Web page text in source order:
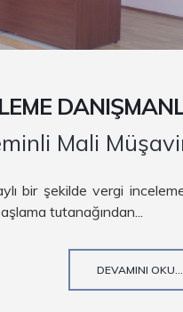
Mali
bir şekilde vergi
tutanağından...
DEVAMINI OKU...